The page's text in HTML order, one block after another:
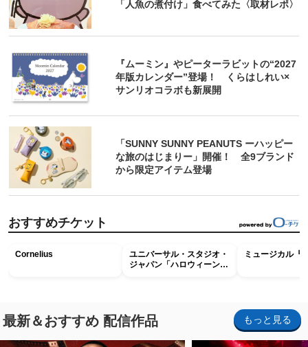
「人魚の煮付け」食べてみた〈取材レポ〉
『ムーミン』やピーターラビットの“2027
年版カレンダー”登場！ くらはしれい×
サンリオコラボも新展開
「SUNNY SUNNY PEANUTS ーハッピー
な旅のはじまりー」開催！ 全9ブランド
から限定アイテム登場
おすすめチケット
Cornelius
ユニバーサル・スタジオ・
ジャパン「ハロウィーン・
ミュージカル『
最新＆おすすめ 配信作品 もっと見る